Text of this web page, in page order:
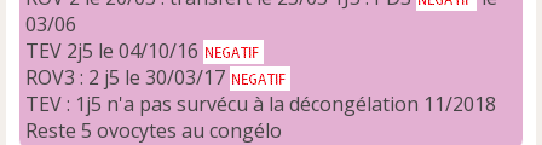
03/06
TEV 2j5 le 04/10/16
ROV3 : 2 j5 le 30/03/17
TEV : 1j5 n'a pas survécu à la décongélation 11/2018
Reste 5 ovocytes au congélo